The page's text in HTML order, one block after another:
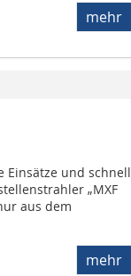
mehr
Einsätze und schnell
„MXF
aus dem
mehr